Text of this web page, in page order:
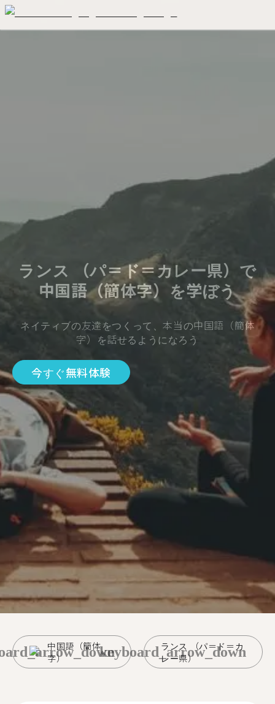
ランス （パ＝ド＝カレー県）で
中国語（簡体字）を学ぼう
ネイティブの友達をつくって、本当の中国語（簡体
字）を話せるようになろう
今すぐ無料体験
中国語（簡体
字）
ランス （パ＝ド＝カ
レー県）
keyboard_arrow_down